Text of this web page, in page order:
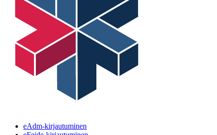
eAdm-kirjautuminen